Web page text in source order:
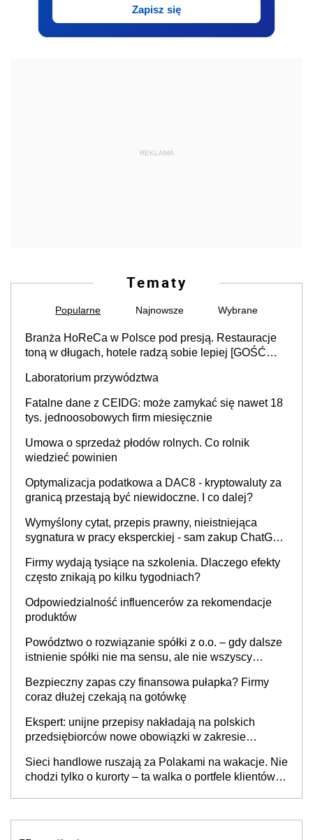
Zapisz się
REKLAMA
Tematy
Popularne Najnowsze Wybrane
Branża HoReCa w Polsce pod presją. Restauracje
toną w długach, hotele radzą sobie lepiej [GOŚĆ
Laboratorium przywództwa
Fatalne dane z CEIDG: może zamykać się nawet 18
tys. jednoosobowych firm miesięcznie
Umowa o sprzedaż płodów rolnych. Co rolnik
wiedzieć powinien
Optymalizacja podatkowa a DAC8 - kryptowaluty za
granicą przestają być niewidoczne. I co dalej?
Wymyślony cytat, przepis prawny, nieistniejąca
sygnatura w pracy eksperckiej - sam zakup ChatGPT
Firmy wydają tysiące na szkolenia. Dlaczego efekty
często znikają po kilku tygodniach?
Odpowiedzialność influencerów za rekomendacje
produktów
Powództwo o rozwiązanie spółki z o.o. – gdy dalsze
istnienie spółki nie ma sensu, ale nie wszyscy
Bezpieczny zapas czy finansowa pułapka? Firmy
coraz dłużej czekają na gotówkę
Ekspert: unijne przepisy nakładają na polskich
przedsiębiorców nowe obowiązki w zakresie
Sieci handlowe ruszają za Polakami na wakacje. Nie
chodzi tylko o kurorty – ta walka o portfele klientów